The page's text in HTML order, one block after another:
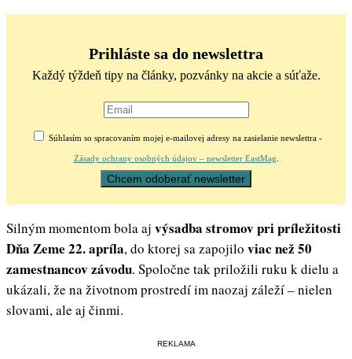
Prihláste sa do newslettra
Každý týždeň tipy na články, pozvánky na akcie a súťaže.
Súhlasím so spracovaním mojej e-mailovej adresy na zasielanie newslettra -
Zásady ochrany osobných údajov – newsletter EastMag
Silným momentom bola aj výsadba stromov pri príležitosti
Dňa Zeme 22. apríla, do ktorej sa zapojilo viac než 50
zamestnancov závodu. Spoločne tak priložili ruku k dielu a
ukázali, že na životnom prostredí im naozaj záleží – nielen
slovami, ale aj činmi.
REKLAMA